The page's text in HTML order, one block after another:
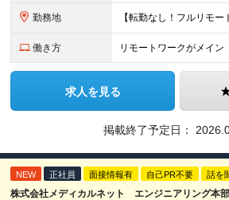
勤務地
働き方 リモートワークがメイン
求人を見る
掲載終了予定日：
NEW 正社員 面接情報有 自己PR不要 話を
株式会社メディカルネット エンジニアリング本部